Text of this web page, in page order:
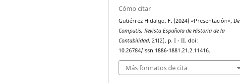
Cómo citar
Gutiérrez Hidalgo, F. (2024) «Presentación»,De
Computis, Revista Española de Historia de la
Contabilidad, 21(2), p. I - II. doi:
10.26784/issn.1886-1881.21.2.11416.
Más formatos de cita